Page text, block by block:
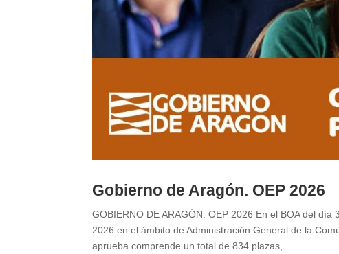
Gobierno de Aragón. OEP 2026
GOBIERNO DE ARAGÓN. OEP 2026 En el BOA del
2026 en el ámbito de Administración General de la
aprueba comprende un total de 834 plazas,...